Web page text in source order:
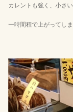
カレントも強く、小さ
一時間程で上がってし